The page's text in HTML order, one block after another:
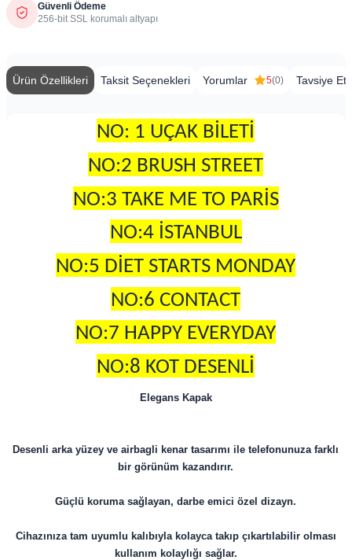
Güvenli Ödeme
256-bit SSL korumalı altyapı
Ürün Özellikleri Taksit Seçenekleri Yorumlar 5(0) Tavsiye Et
NO: 1 UÇAK BİLETİ
NO:2 BRUSH STREET
NO:3 TAKE ME TO PARİS
NO:4 İSTANBUL
NO:5 DİET STARTS MONDAY
NO:6 CONTACT
NO:7 HAPPY EVERYDAY
NO:8 KOT DESENLİ
Elegans Kapak
Desenli arka yüzey ve airbagli kenar tasarımı ile telefonunuza farklı
bir görünüm kazandırır.
Güçlü koruma sağlayan, darbe emici özel dizayn.
Cihazınıza tam uyumlu kalıbıyla kolayca takıp çıkartılabilir olması
kullanım kolaylığı sağlar.